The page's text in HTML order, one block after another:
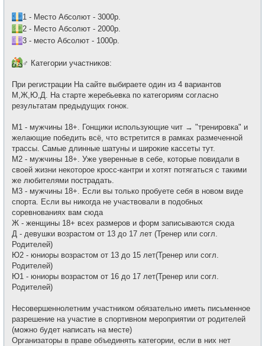
1 - Место Абсолют - 3000р.
2 - Место Абсолют - 2000р.
3 - место Абсолют - 1000р.
‍♂ Категории участников:
При регистрации На сайте выбираете один из 4 вариантов
М,Ж,Ю,Д. На старте жеребьевка по категориям согласно
результатам предыдущих гонок.
М1 - мужчины 18+. Гонщики использующие чит → "тренировка" и
желающие победить всё, что встретится в рамках размеченной
трассы. Самые длинные шатуны и широкие кассеты тут.
М2 - мужчины 18+. Уже уверенные в себе, которые повидали в
своей жизни некоторое кросс-кантри и хотят потягаться с такими
же любителями пострадать.
М3 - мужчины 18+. Если вы только пробуете себя в новом виде
спорта. Если вы никогда не участвовали в подобных
соревнованиях вам сюда
Ж - женщины 18+ всех размеров и форм записываются сюда
Д - девушки возрастом от 13 до 17 лет (Тренер или согл.
Родителей)
Ю2 - юниоры возрастом от 13 до 15 лет(Тренер или согл.
Родителей)
Ю1 - юниоры возрастом от 16 до 17 лет(Тренер или согл.
Родителей)
Несовершеннолетним участником обязательно иметь письменное
разрешение на участие в спортивном мероприятии от родителей
(можно будет написать на месте)
Организаторы в праве объединять категории, если в них нет